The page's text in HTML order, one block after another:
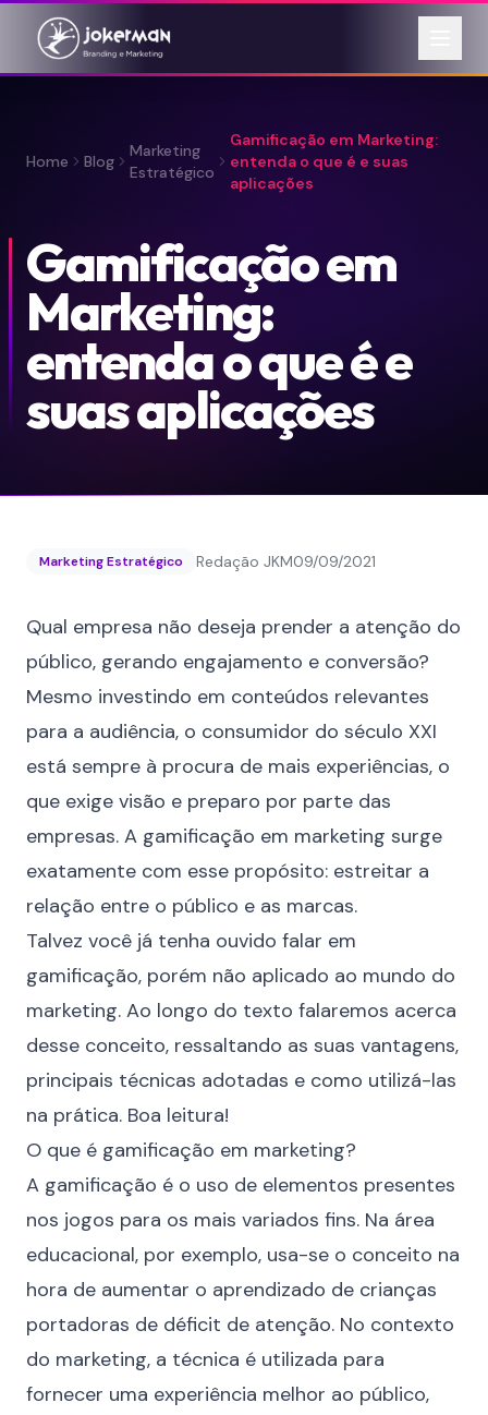
Home Blog
Marketing
Estratégico
Gamificação em Marketing:
entenda o que é e suas
aplicações
Gamificação em
Marketing:
entenda o que é e
suas aplicações
Marketing Estratégico Redação JKM09/09/2021
Qual empresa não deseja prender a atenção do
público, gerando engajamento e conversão?
Mesmo investindo em conteúdos relevantes
para a audiência, o consumidor do século XXI
está sempre à procura de mais experiências, o
que exige visão e preparo por parte das
empresas. A gamificação em marketing surge
exatamente com esse propósito: estreitar a
relação entre o público e as marcas.
Talvez você já tenha ouvido falar em
gamificação, porém não aplicado ao mundo do
marketing. Ao longo do texto falaremos acerca
desse conceito, ressaltando as suas vantagens,
principais técnicas adotadas e como utilizá-las
na prática. Boa leitura!
O que é gamificação em marketing?
A gamificação é o uso de elementos presentes
nos jogos para os mais variados fins. Na área
educacional, por exemplo, usa-se o conceito na
hora de aumentar o aprendizado de crianças
portadoras de déficit de atenção. No contexto
do marketing, a técnica é utilizada para
fornecer uma experiência melhor ao público,